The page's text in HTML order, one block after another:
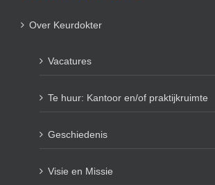
Over Keurdokter
Vacatures
Te huur: Kantoor en/of praktijkruimte
Geschiedenis
Visie en Missie